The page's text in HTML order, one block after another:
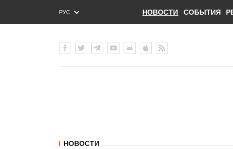
РУС
ENG
НОВОСТИ СОБЫТИЯ
НОВОСТИ